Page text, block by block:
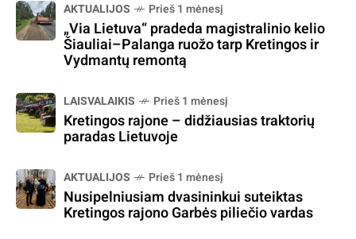
AKTUALIJOS Prieš 1 mėnesį
„Via Lietuva“ pradeda magistralinio kelio
Šiauliai–Palanga ruožo tarp Kretingos ir
Vydmantų remontą
LAISVALAIKIS Prieš 1 mėnesį
Kretingos rajone – didžiausias traktorių
paradas Lietuvoje
AKTUALIJOS Prieš 1 mėnesį
Nusipelniusiam dvasininkui suteiktas
Kretingos rajono Garbės piliečio vardas